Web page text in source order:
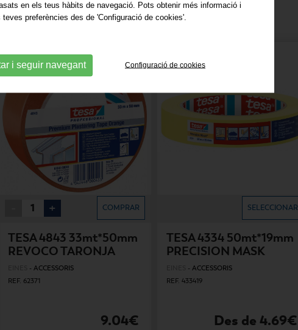
+ COMPRAR
TESA 4843 33mt*50mm
REVOCO TARONJA
- ACCESSORIS
REF. 62371
9.04€
SELECCIONAR
TESA 4334 50mt*19mm
PRECISION MASK
- ACCESSORIS
REF. 433419
Des de 4.69€
en els teus hàbits de navegació. Pots obtenir més informació i
teves preferències des de 'Configuració de cookies'.
i seguir navegant Configuració de cookies